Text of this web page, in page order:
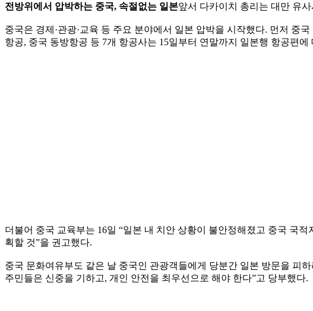
전방위에서 압박하는 중국, 속절없는 일본앞서 다카이치 총리는 대만 유
중국은 경제·관광·교육 등 주요 분야에서 일본 압박을 시작했다. 먼저 중
항공, 중국 동방항공 등 7개 항공사는 15일부터 연말까지 일본행 항공편
더불어 중국 교육부는 16일 “일본 내 치안 상황이 불안정해졌고 중국 국
획할 것”을 권고했다.
중국 문화여유부도 같은 날 중국인 관광객들에게 당분간 일본 방문을 피
주민들은 신중을 기하고, 개인 안전을 최우선으로 해야 한다”고 당부했다.